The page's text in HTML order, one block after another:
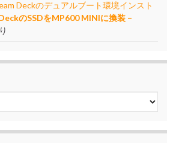
Deckのデュアルブート環境インスト
のSSDをMP600 MINIに換装 –